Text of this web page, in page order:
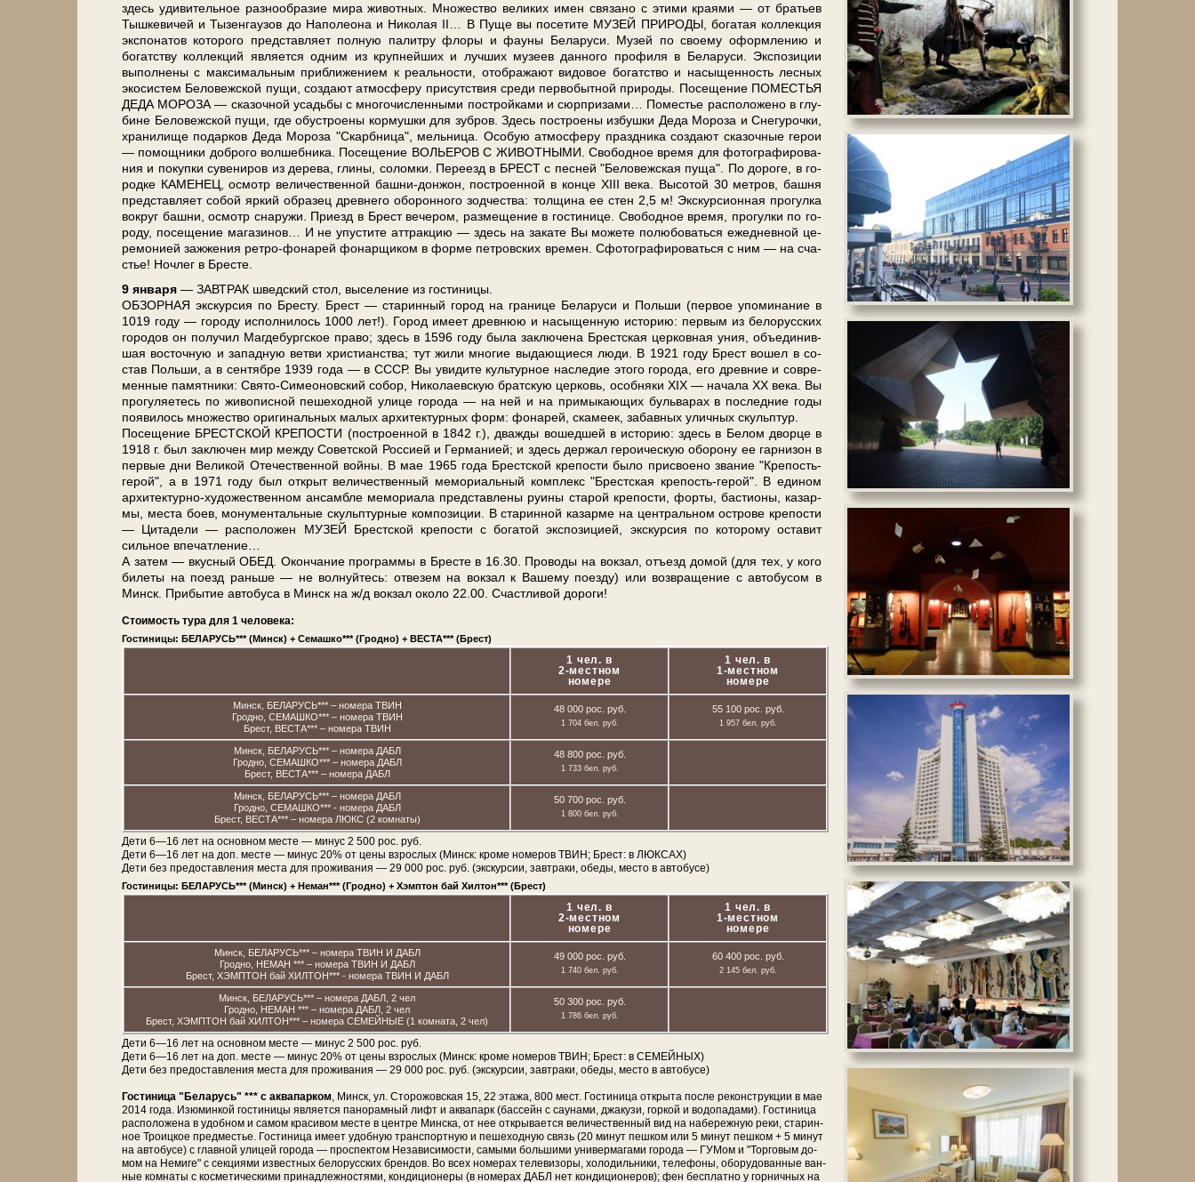
здесь уди­ви­тель­ное раз­но­об­ра­зие ми­ра жи­вот­ных. Множество ве­ли­ких имен свя­за­но с эти­ми кра­я­ми — от бра­тьев
Тыш­ке­ви­чей и Ты­зен­гау­зов до На­по­лео­на и Ни­ко­лая II… В Пу­ще вы по­се­ти­те МУЗЕЙ ПРИРОДЫ, бо­га­тая кол­лек­ция
экс­по­на­тов ко­то­ро­го пред­став­ля­ет пол­ную па­лит­ру фло­ры и фа­у­ны Бе­ла­ру­си. Музей по сво­е­му оформлению и
богатству кол­лек­ций яв­ля­ет­ся од­ним из круп­ней­ших и луч­ших му­зеев данного профиля в Бе­ла­ру­си. Экспозиции
выполнены с максимальным приближением к реальности, отображают видовое бо­гат­ство и насыщенность лесных
экосистем Бе­ло­веж­ской пу­щи, со­зда­ют ат­мо­сфе­ру присутствия сре­ди первобытной при­ро­ды. По­се­ще­ние ПОМЕСТЬЯ
ДЕДА МОРОЗА — ска­зоч­ной усадь­бы с мно­го­чис­лен­ны­ми по­строй­ка­ми и сюр­при­за­ми… По­ме­стье рас­по­ло­же­но в глу­
би­не Бе­ло­веж­ской пу­щи, где обу­стро­е­ны кор­муш­ки для зуб­ров. Здесь по­стро­е­ны из­буш­ки Де­да Мо­ро­за и Сне­гу­роч­ки,
хра­ни­ли­ще по­дар­ков Де­да Мо­ро­за "Скарб­ни­ца", мель­ни­ца. Особую ат­мо­сфе­ру праздника со­зда­ют ска­зоч­ные герои
— помощники доброго волшебника. По­се­ще­ние ВОЛЬЕРОВ С ЖИВОТНЫМИ. Сво­бод­ное вре­мя для фо­то­гра­фи­ро­ва­
ния и по­куп­ки су­ве­ни­ров из де­ре­ва, гли­ны, со­лом­ки. Пе­ре­езд в БРЕСТ с пес­ней "Бе­ло­веж­ская пу­ща". По до­ро­ге, в го­
род­ке КАМЕНЕЦ, осмотр ве­ли­че­ствен­ной башни-донжон, по­стро­ен­ной в кон­це ХІІІ ве­ка. Высотой 30 мет­ров, баш­ня
пред­став­ля­ет со­бой яр­кий об­ра­зец древ­не­го обо­рон­но­го зод­че­ства: тол­щи­на ее стен 2,5 м! Экскурсионная про­гул­ка
вокруг баш­ни, осмотр сна­ру­жи. При­езд в Брест ве­че­ром, раз­ме­ще­ние в го­сти­ни­це. Сво­бод­ное вре­мя, про­гул­ки по го­
ро­ду, посещение ма­га­зи­нов… И не упустите аттракцию — здесь на за­ка­те Вы мо­же­те по­лю­бо­вать­ся еже­днев­ной це­
ре­мо­ни­ей за­жже­ния ретро-фонарей фо­нар­щи­ком в фор­ме пет­ров­ских вре­мен. Сфо­то­гра­фи­ро­вать­ся с ним — на сча­
стье! Ноч­лег в Бре­сте.
9 ян­ва­ря — ЗАВ­ТРАК швед­ский стол, вы­се­ле­ние из го­сти­ни­цы.
ОБЗОРНАЯ экскурсия по Бре­сту. Брест — ста­рин­ный го­род на гра­ни­це Бе­ла­ру­си и Поль­ши (пер­вое упо­ми­на­ние в
1019 го­ду — го­ро­ду ис­пол­ни­лось 1000 лет!). Город име­ет древ­нюю и на­сы­щен­ную ис­то­рию: пер­вым из бе­ло­рус­ских
го­ро­дов он по­лу­чил Маг­де­бург­ское пра­во; здесь в 1596 го­ду бы­ла за­клю­че­на Брест­ская цер­ков­ная уния, объ­еди­нив­
шая во­сточ­ную и за­пад­ную вет­ви хри­сти­ан­ства; тут жи­ли мно­гие вы­да­ю­щи­е­ся лю­ди. В 1921 го­ду Брест во­шел в со­
став Поль­ши, а в сен­тяб­ре 1939 го­да — в СССР. Вы уви­ди­те куль­тур­ное на­сле­дие это­го го­ро­да, его древние и со­вре­
мен­ные па­мят­ни­ки: Свято-Симеоновский со­бор, Ни­ко­ла­ев­скую брат­скую цер­ковь, особ­ня­ки XIX — на­ча­ла ХХ ве­ка. Вы
про­гу­ля­е­тесь по жи­во­пис­ной пе­ше­ход­ной ули­це го­ро­да — на ней и на примыкающих бульварах в по­след­ние го­ды
появилось мно­же­ство ори­ги­наль­ных ма­лых ар­хи­тек­тур­ных форм: фонарей, ска­ме­ек, забавных улич­ных скульп­тур.
По­се­ще­ние БРЕСТСКОЙ КРЕПОСТИ (по­стро­ен­ной в 1842 г.), два­жды во­шед­шей в ис­то­рию: здесь в Бе­лом двор­це в
1918 г. был за­клю­чен мир меж­ду Со­вет­ской Рос­си­ей и Гер­ма­ни­ей; и здесь дер­жал ге­ро­и­че­скую обо­ро­ну ее гар­ни­зон в
пер­вые дни Ве­ли­кой Оте­че­ствен­ной вой­ны. В мае 1965 го­да Брест­ской кре­по­сти бы­ло присвоено звание "Крепость-
герой", а в 1971 го­ду был от­крыт величественный мемориальный ком­плекс "Брест­ская крепость-герой". В еди­ном
архитектурно-художественном ан­сам­бле ме­мо­ри­а­ла пред­став­ле­ны ру­и­ны ста­рой кре­по­сти, фор­ты, ба­сти­о­ны, ка­зар­
мы, ме­ста боев, мо­ну­мен­таль­ные скульп­тур­ные ком­по­зи­ции. В ста­рин­ной ка­зар­ме на цен­траль­ном ост­ро­ве кре­по­сти
— Ци­та­де­ли — рас­по­ло­жен МУЗЕЙ Брест­ской кре­по­сти с бо­га­той экс­по­зи­ци­ей, экскурсия по ко­то­ро­му оста­вит
сильное впе­чат­ле­ние…
А затем — вкус­ный ОБЕД. Окон­ча­ние про­грам­мы в Бре­сте в 16.30. Проводы на вок­зал, отъезд до­мой (для тех, у кого
би­ле­ты на по­езд раньше — не волнуйтесь: отвезем на вок­зал к Ва­ше­му по­ез­ду) или возвращение с ав­то­бу­сом в
Минск. При­бы­тие ав­то­бу­са в Минск на ж/д вок­зал око­ло 22.00. Счастливой до­ро­ги!
Стоимость тура для 1 человека:
Гостиницы: БЕЛАРУСЬ*** (Минск) + Семашко*** (Гродно) + ВЕСТА*** (Брест)
1 чел. в
2-местном
номере
1 чел. в
1-местном
номере
Минск, БЕЛАРУСЬ*** – номера ТВИН
Гродно, СЕМАШКО*** – номера ТВИН
Брест, ВЕСТА*** – номера ТВИН
48 000 рос. руб.
1 704 бел. руб.
55 100 рос. руб.
1 957 бел. руб.
Минск, БЕЛАРУСЬ*** – номера ДАБЛ
Гродно, СЕМАШКО*** – номера ДАБЛ
Брест, ВЕСТА*** – номера ДАБЛ
48 800 рос. руб.
1 733 бел. руб.
Минск, БЕЛАРУСЬ*** – номера ДАБЛ
Гродно, СЕМАШКО*** - номера ДАБЛ
Брест, ВЕСТА*** – номера ЛЮКС (2 комнаты)
50 700 рос. руб.
1 800 бел. руб.
Дети 6—16 лет на основном месте — минус 2 500 рос. руб.
Дети 6—16 лет на доп. месте — минус 20% от цены взрослых (Минск: кроме номеров ТВИН; Брест: в ЛЮКСАХ)
Дети без предоставления места для проживания — 29 000 рос. руб. (экскурсии, завтраки, обеды, место в автобусе)
Гостиницы: БЕЛАРУСЬ*** (Минск) + Неман*** (Гродно) + Хэмптон бай Хилтон*** (Брест)
1 чел. в
2-местном
номере
1 чел. в
1-местном
номере
Минск, БЕЛАРУСЬ*** – номера ТВИН И ДАБЛ
Гродно, НЕМАН *** – номера ТВИН И ДАБЛ
Брест, ХЭМПТОН бай ХИЛТОН*** - номера ТВИН И ДАБЛ
49 000 рос. руб.
1 740 бел. руб.
60 400 рос. руб.
2 145 бел. руб.
Минск, БЕЛАРУСЬ*** – номера ДАБЛ, 2 чел
Гродно, НЕМАН *** – номера ДАБЛ, 2 чел
Брест, ХЭМПТОН бай ХИЛТОН*** – номера СЕМЕЙНЫЕ (1 комната, 2 чел)
50 300 рос. руб.
1 786 бел. руб.
Дети 6—16 лет на основном месте — минус 2 500 рос. руб.
Дети 6—16 лет на доп. месте — минус 20% от цены взрослых (Минск: кроме номеров ТВИН; Брест: в СЕМЕЙНЫХ)
Дети без предоставления места для проживания — 29 000 рос. руб. (экскурсии, завтраки, обеды, место в автобусе)
Го­сти­ни­ца "Бе­ла­русь" *** с ак­ва­пар­ком, Минск, ул. Сто­ро­жов­ская 15, 22 эта­жа, 800 мест. Го­сти­ни­ца от­кры­та по­сле ре­кон­струк­ции в мае
2014 го­да. Изю­мин­кой го­сти­ни­цы яв­ля­ет­ся па­но­рам­ный лифт и ак­ва­парк (бас­сейн с сау­на­ми, джа­ку­зи, гор­кой и во­до­па­да­ми). Го­сти­ни­ца
рас­по­ло­же­на в удоб­ном и са­мом кра­си­вом ме­сте в цен­тре Мин­ска, от нее от­кры­ва­ет­ся величественный вид на на­бе­реж­ную ре­ки, ста­рин­
ное Тро­иц­кое пред­ме­стье. Го­сти­ни­ца име­ет удоб­ную транс­порт­ную и пе­ше­ход­ную связь (20 ми­нут пеш­ком или 5 ми­нут пеш­ком + 5 ми­нут
на ав­то­бу­се) с глав­ной ули­цей го­ро­да — про­спек­том Не­за­ви­си­мо­сти, са­мы­ми боль­ши­ми уни­вер­ма­га­ми го­ро­да — ГУМом и "Тор­го­вым до­
мом на Не­ми­ге" с сек­ци­я­ми из­ве­ст­ных бе­ло­рус­ских брен­дов. Во всех но­ме­рах те­ле­ви­зо­ры, хо­ло­диль­ни­ки, те­ле­фо­ны, обо­ру­до­ван­ные ван­
ные ком­на­ты с кос­ме­ти­че­ски­ми при­над­леж­но­стя­ми, кон­ди­ци­о­не­ры (в но­ме­рах ДАБЛ нет кондиционеров); фен бес­плат­но у горничных на